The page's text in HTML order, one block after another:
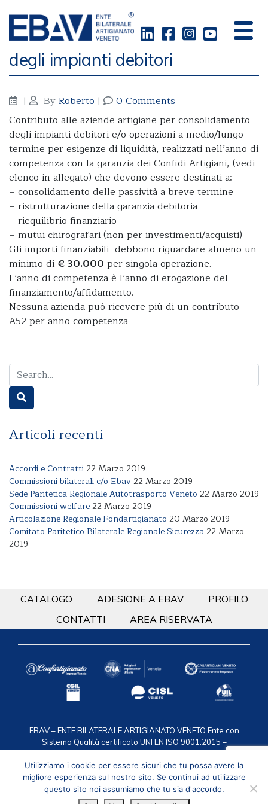
Sostegno al consolidamento
degli impianti debitori
| ByRoberto |
0 Comments
Contributo alle aziende artigiane per consolidamento
degli impianti debitori e/o operazioni a medio/lungo
termine per esigenze di liquidità, realizzati nell’anno di
competenza con la garanzia dei Confidi Artigiani, (vedi
elenco in allegato) che devono essere destinati a:
– consolidamento delle passività a breve termine
– ristrutturazione della garanzia debitoria
– riequilibrio finanziario
– mutui chirografari (non per investimenti/acquisti)
Gli importi finanziabili debbono riguardare almeno un
minimo di € 30.000 per singola operazione.
L’anno di competenza è l’anno di erogazione del
finanziamento/affidamento.
Nessuna azienda può ricevere più di un contributo
A52 per anno competenza
Articoli recenti
Accordi e Contratti22 Marzo 2019
Commissioni bilaterali c/o Ebav22 Marzo 2019
Sede Paritetica Regionale Autotrasporto Veneto 22 Marzo 2019
Commissioni welfare22 Marzo 2019
Articolazione Regionale Fondartigianato 20 Marzo 2019
Comitato Paritetico Bilaterale Regionale Sicurezza22 Marzo
2019
CATALOGO ADESIONE A EBAV
PROFILO
CONTATTI
AREA RISERVATA
EBAV – ENTE BILATERALE ARTIGIANATO VENETO Ente con
Sistema Qualità certificato UNI EN ISO 9001:2015 –
Certificazione n. 50 100 2119via F.lli Bandiera 35, 30175
Marghera VE / C.F. 94016950274 / T. 041.2584911 /
segreteria@ebav.itPrivacy /Cookie policy
Utilizziamo i cookie per essere sicuri che tu possa avere la
migliore esperienza sul nostro sito. Se continui ad utilizzare
questo sito noi assumiamo che tu sia d'accordo.